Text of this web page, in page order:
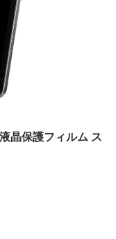
晶保護フィルム ス